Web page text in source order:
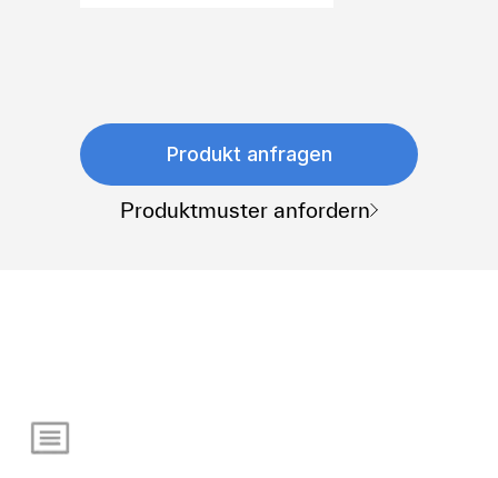
Produkt anfragen
Produktmuster anfordern